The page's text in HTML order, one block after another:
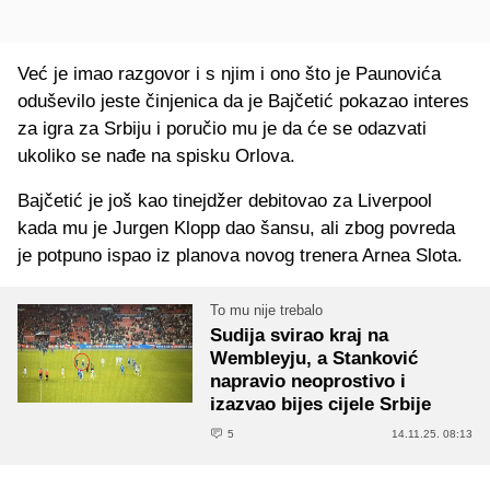
Već je imao razgovor i s njim i ono što je Paunovića
oduševilo jeste činjenica da je Bajčetić pokazao interes
za igra za Srbiju i poručio mu je da će se odazvati
ukoliko se nađe na spisku Orlova.
Bajčetić je još kao tinejdžer debitovao za Liverpool
kada mu je Jurgen Klopp dao šansu, ali zbog povreda
je potpuno ispao iz planova novog trenera Arnea Slota.
To mu nije trebalo
Sudija svirao kraj na
Wembleyju, a Stanković
napravio neoprostivo i
izazvao bijes cijele Srbije
5 14.11.25. 08:13